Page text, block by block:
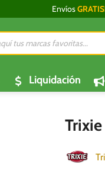
Envíos
Liquidación